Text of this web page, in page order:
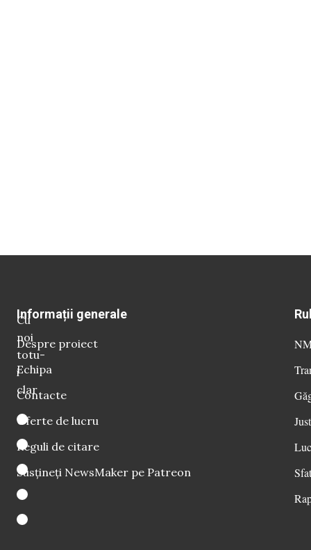
Cu
noi
totu-
i
clar
Informații generale
Despre proiect
Echipa
Contacte
Oferte de lucru
Reguli de citare
Susțineți NewsMaker pe Patreon